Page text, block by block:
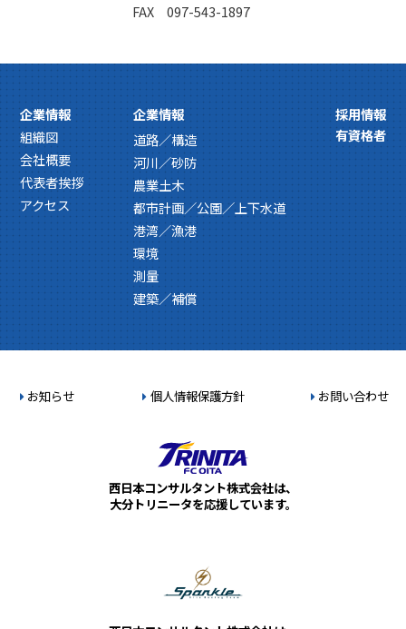
FAX 097-543-1897
企業情報
組織図
会社概要
代表者挨拶
アクセス
企業情報
道路／構造
河川／砂防
農業土木
都市計画／公園／上下水道
港湾／漁港
環境
測量
建築／補償
採用情報
有資格者
お知らせ 個人情報保護方針 お問い合わせ
西日本コンサルタント株式会社は、
大分トリニータを応援しています。